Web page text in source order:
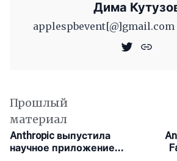
Дима
applespbevent[@]gmail.com
Прошлый
материал
Anthropic выпустила
научное приложение